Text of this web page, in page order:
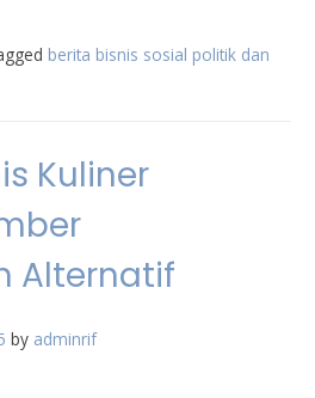
berita bisnis sosial politik dan
Kuliner
Alternatif
by adminrif